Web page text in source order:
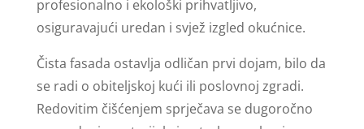
profesionalno i ekološki prihvatljivo,
osiguravajući uredan i svjež izgled okućnice.
Čista fasada ostavlja odličan prvi dojam, bilo da
se radi o obiteljskoj kući ili poslovnoj zgradi.
Redovitim čišćenjem sprječava se dugoročno